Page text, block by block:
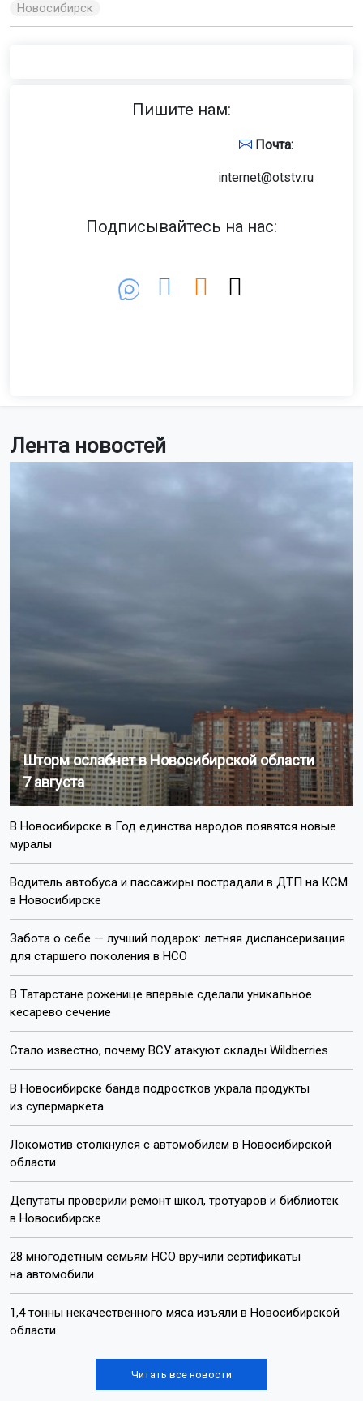
Лента новостей
Шторм ослабнет в Новосибирской области
7 августа
В Новосибирске в Год единства народов появятся новые
муралы
Водитель автобуса и пассажиры пострадали в ДТП на КСМ
в Новосибирске
Забота о себе — лучший подарок: летняя диспансеризация
для старшего поколения в НСО
В Татарстане роженице впервые сделали уникальное
кесарево сечение
Стало известно, почему ВСУ атакуют склады Wildberries
В Новосибирске банда подростков украла продукты
из супермаркета
Локомотив столкнулся с автомобилем в Новосибирской
области
Депутаты проверили ремонт школ, тротуаров и библиотек
в Новосибирске
28 многодетным семьям НСО вручили сертификаты
на автомобили
1,4 тонны некачественного мяса изъяли в Новосибирской
области
Читать все новости
Новосибирск
Пишите нам:
Почта:
internet@otstv.ru
Подписывайтесь на нас: